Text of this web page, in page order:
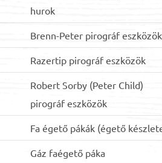
n
l
hurok
Brenn-Peter pirográf eszközök
Razertip pirográf eszközök
Robert Sorby (Peter Child)
pirográf eszközök
Fa égető pákák (égető
Gáz faégető páka